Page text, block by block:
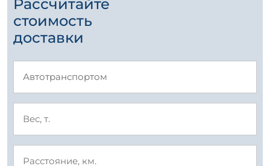
Рассчитайте
стоимость
доставки